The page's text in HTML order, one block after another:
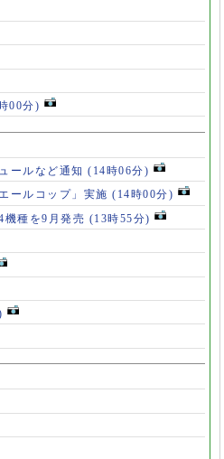
00分)
ールなど通知 (14時06分)
ールコップ」実施 (14時00分)
機種を9月発売 (13時55分)